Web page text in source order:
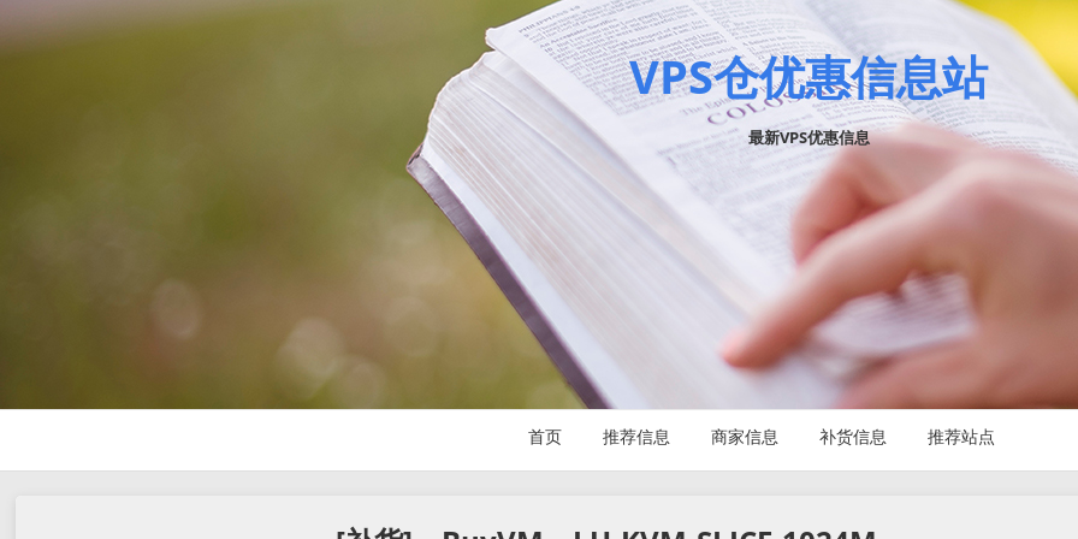
VPS仓优惠信息站
最新VPS优惠信息
首页 推荐信息 商家信息 补货信息 推荐站点